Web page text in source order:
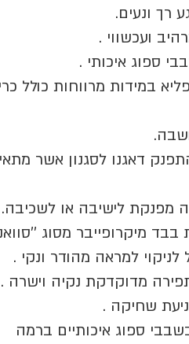
רך ונעים.
ועכשווי .
ספוג איכותי .
במידות מרווחות כולל
דאגנו לסגנון אשר
מפנקת לישיבה או לשכיבה.
מיקרופייבר מסוג
למראה מהודר ונקי .
מדוקדקת נקיה וישרה .
שחיקה .
ספוג איכותיים ברמה